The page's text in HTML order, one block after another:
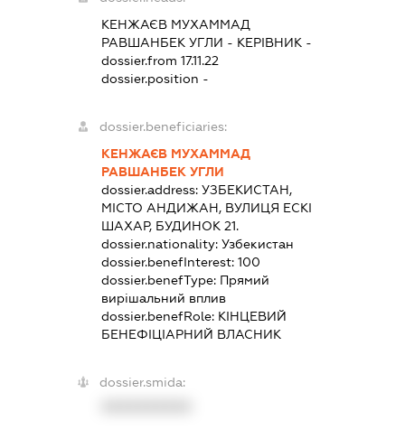
КЕНЖАЄВ МУХАММАД
РАВШАНБЕК УГЛИ - КЕРІВНИК-
dossier.from 17.11.22
dossier.position -
dossier.beneficiaries:
КЕНЖАЄВ МУХАММАД
РАВШАНБЕК УГЛИ
dossier.address: УЗБЕКИСТАН,
МІСТО АНДИЖАН, ВУЛИЦЯ ЕСКІ
ШАХАР, БУДИНОК 21.
dossier.nationality: Узбекистан
dossier.benefInterest: 100
dossier.benefType: Прямий
вирішальний вплив
dossier.benefRole: КІНЦЕВИЙ
БЕНЕФІЦІАРНИЙ ВЛАСНИК
dossier.smida: